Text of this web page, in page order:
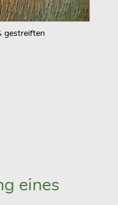
gestreiften
eines